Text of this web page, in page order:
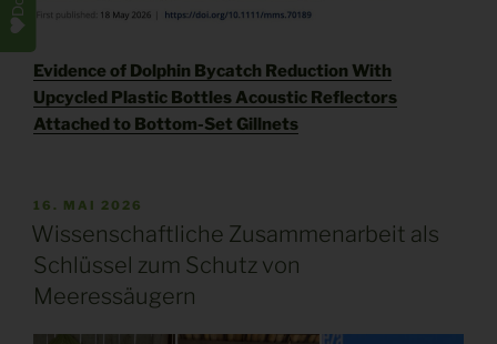
Evidence of Dolphin Bycatch Reduction With
Upcycled Plastic Bottles Acoustic Reflectors
Attached to Bottom-Set Gillnets
VERÖFFENTLICHT
AM
16. MAI 2026
Wissenschaftliche Zusammenarbeit als
Schlüssel zum Schutz von
Meeressäugern